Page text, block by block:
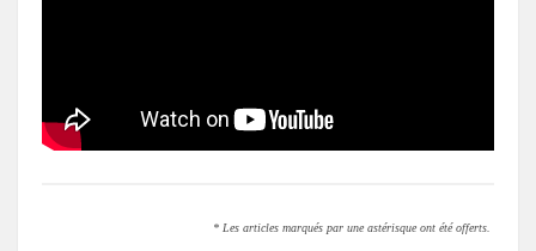
* Les articles marqués par une astérisque ont été offerts.